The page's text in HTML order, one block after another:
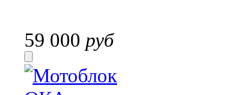
59 000 руб